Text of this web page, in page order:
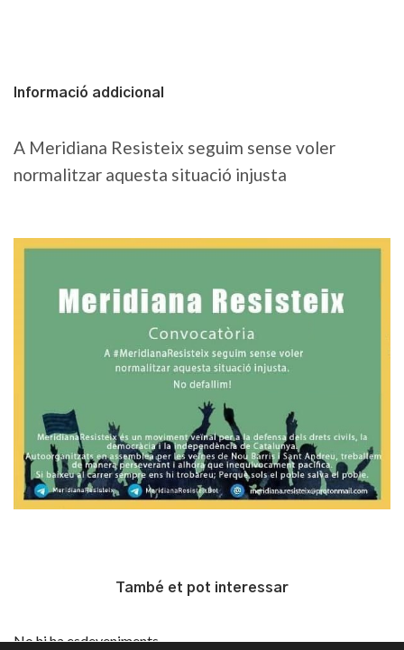
Informació addicional
A Meridiana Resisteix seguim sense voler
normalitzar aquesta situació injusta
També et pot interessar
No hi ha esdeveniments